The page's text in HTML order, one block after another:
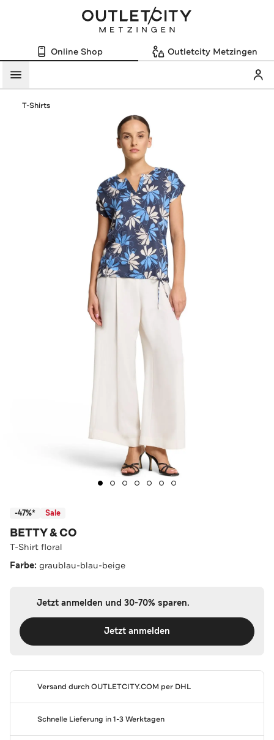
Online Shop Outletcity Metzingen
Menü
T-Shirts
-47%* Sale
BETTY & CO
T-Shirt floral
Farbe: graublau-blau-beige
Jetzt anmelden und 30-70% sparen.
Jetzt anmelden
Versand durchOUTLETCITY.COM per DHL
Schnelle Lieferung in 1-3 Werktagen